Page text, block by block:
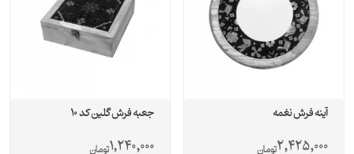
آینه فرش نغمه
2,425,000تومان
جعبه فرش گلین کد 10
1,240,000تومان